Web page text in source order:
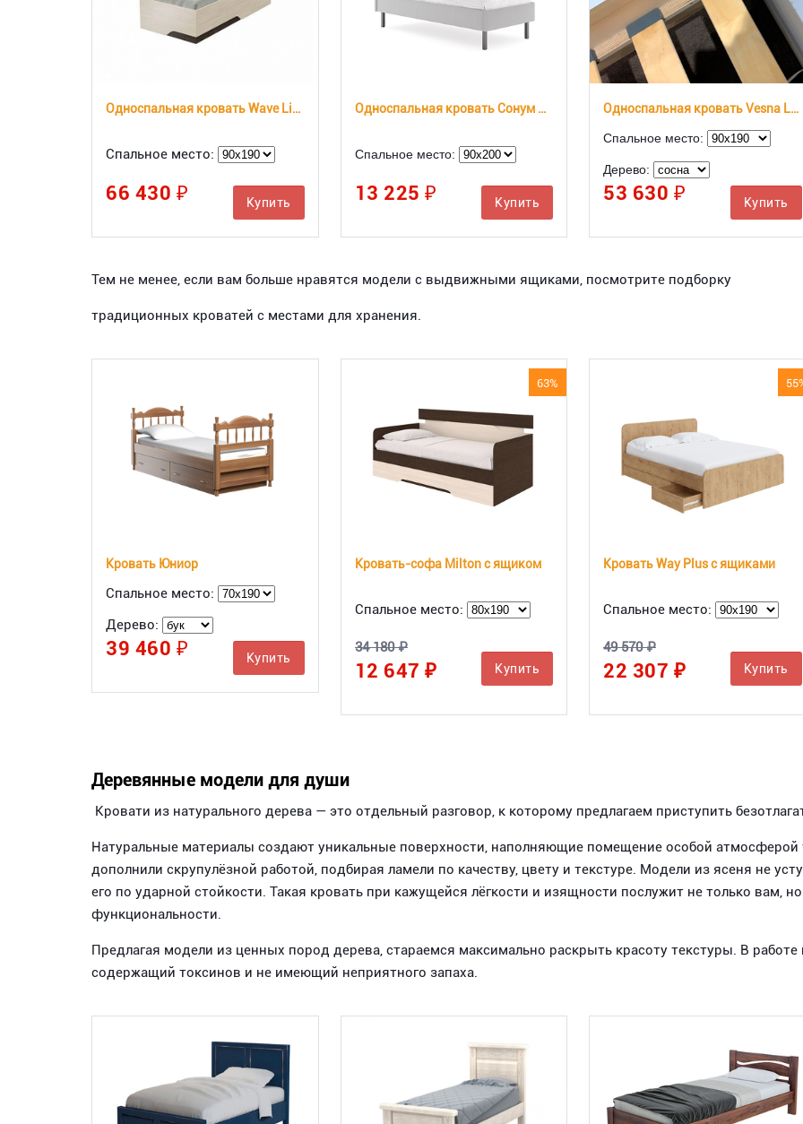
Односпальная кровать Wave Line с пм
Спальное место:
66 430 ₽ Купить
Односпальная кровать Сонум Hanna
Спальное место:
13 225 ₽ Купить
Односпальная кровать Vesna Line 3
Спальное место:
Дерево:
53 630 ₽ Купить
Тем не менее, если вам больше нравятся модели с выдвижными ящиками, посмотрите подборку
традиционных кроватей с местами для хранения.
Кровать Юниор
Спальное место:
Дерево:
39 460 ₽ Купить
63%
Кровать-софа Milton с ящиком
Спальное место:
34 180 ₽
12 647 ₽ Купить
Кровать Way Plus с ящиками
Спальное место:
49 570 ₽
22 307 ₽ Купить
Деревянные модели для души
Кровати из натурального дерева — это отдельный разговор, к которому предлагаем приступить
Натуральные материалы создают уникальные поверхности, наполняющие помещение особой
дополнили скрупулёзной работой, подбирая ламели по качеству, цвету и текстуре. Модели из ясеня не
его по ударной стойкости. Такая кровать при кажущейся лёгкости и изящности послужит не только вам,
функциональности.
Предлагая модели из ценных пород дерева, стараемся максимально раскрыть красоту текстуры. В
содержащий токсинов и не имеющий неприятного запаха.